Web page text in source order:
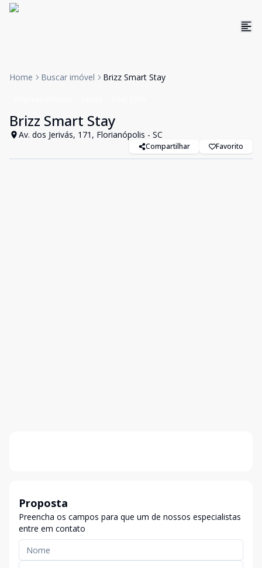
Home Buscar imóvel Brizz Smart Stay
Brizz Smart Stay
Av. dos Jerivás, 171, Florianópolis - SC
Compartilhar Favorito
Proposta
Preencha os campos para que um de nossos especialistas
entre em contato